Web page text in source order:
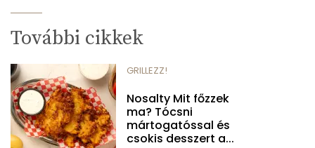
További cikkek
GRILLEZZ!
Nosalty Mit főzzek
ma? Tócsni
mártogatóssal és
csokis desszert a...